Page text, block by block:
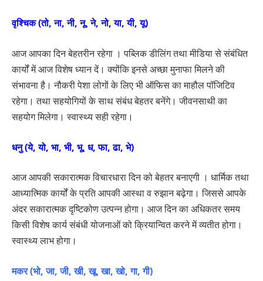
वृश्चिक (तो, ना, नी, नू, ने, नो, या, यी, यू)
आज आपका दिन बेहतरीन रहेगा । पब्लिक डीलिंग तथा मीडिया से संबंधित
कार्यों में आज विशेष ध्यान दें। क्योंकि इनसे अच्छा मुनाफा मिलने की
संभावना है। नौकरी पेशा लोगों के लिए भी ऑफिस का माहौल पॉजिटिव
रहेगा। तथा सहयोगियों के साथ संबंध बेहतर बनेंगे। जीवनसाथी का
सहयोग मिलेगा। स्वास्थ्य सही रहेगा।
धनु (ये, यो, भा, भी, भू, ध, फा, ढा, भे)
आज आपकी सकारात्मक विचारधारा दिन को बेहतर बनाएगी । धार्मिक तथा
आध्यात्मिक कार्यों के प्रति आपकी आस्था व रुझान बढ़ेगा। जिससे आपके
अंदर सकारात्मक दृष्टिकोण उत्पन्न होगा। आज दिन का अधिकतर समय
किसी विशेष कार्य संबंधी योजनाओं को क्रियान्वित करने में व्यतीत होगा।
स्वास्थ्य लाभ होगा।
मकर (भो, जा, जी, खी, खू, खा, खो, गा, गी)